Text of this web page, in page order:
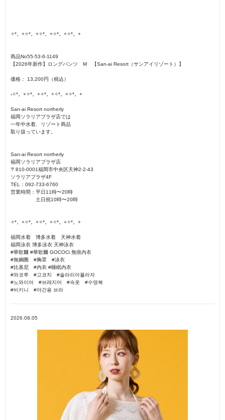
✧*。+✧*。+✧*。+✧*。+✧*。+
商品No55-53-6-1149
【2026年新作】ロングパンツ M 【San-ai Resort（サンアイリゾート）】
価格： 13,200円（税込）
˖✧*。+✧*。+✧*。+✧*。+✧*。+
San-ai Resort northerly
福岡ソラリアプラザ店では
一年中水着、リゾート商品
取り扱っています。
San-ai Resort northerly
福岡ソラリアプラザ店
〒810-0001福岡市中央区天神2-2-43
ソラリアプラザ4F
TEL：092-733-6760
営業時間：平日11時〜20時
土日祝10時〜20時
✧*。+✧*。+✧*。+✧*。+✧*。+
福岡水着 博多水着 天神水着
福岡泳衣 博多泳衣 天神泳衣
#華歌爾 #華歌爾 GOCOCi 無痕內衣
#無鋼圈 #胸罩 #泳衣
#比基尼 #內衣 #睡眠內衣
#와코루 #고코치 #솔라리아플라자
#노와이어 #브래지어 #속옷 #수영복
#비키니 #야간용 브라
2026.08.05